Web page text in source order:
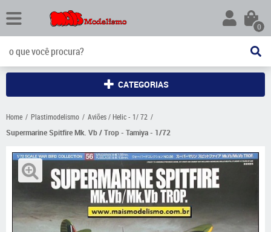
0
CATEGORIAS
Home Plastimodelismo
Aviões / Helic - 1/ 72
Supermarine Spitfire Mk. Vb / Trop - Tamiya - 1/72